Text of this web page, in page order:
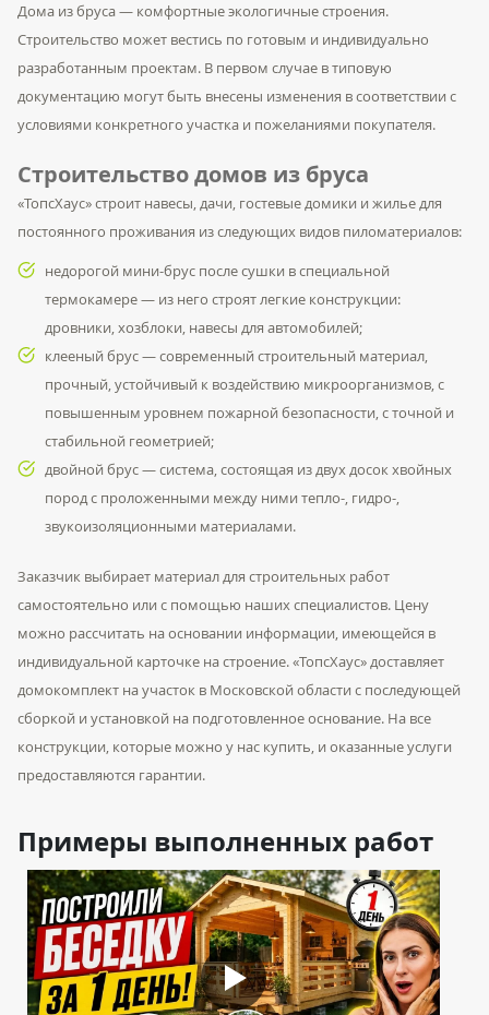
Дома из бруса — комфортные экологичные строения.
Строительство может вестись по готовым и индивидуально
разработанным проектам. В первом случае в типовую
документацию могут быть внесены изменения в соответствии с
условиями конкретного участка и пожеланиями покупателя.
Строительстводомов из бруса
«ТопсХаус» строит навесы, дачи, гостевые домики и жилье для
постоянного проживания из следующих видов пиломатериалов:
недорогой мини-брус после сушки в специальной
термокамере — из него строят легкие конструкции:
дровники, хозблоки, навесы для автомобилей;
клееный брус — современный строительный материал,
прочный, устойчивый к воздействию микроорганизмов, с
повышенным уровнем пожарной безопасности, с точной и
стабильной геометрией;
двойной брус — система, состоящая из двух досок хвойных
пород с проложенными между ними тепло-, гидро-,
звукоизоляционными материалами.
Заказчик выбирает материал для строительных работ
самостоятельно или с помощью наших специалистов. Цену
можно рассчитать на основании информации, имеющейся в
индивидуальной карточке на строение. «ТопсХаус» доставляет
домокомплект на участок в Московской области с последующей
сборкой и установкой на подготовленное основание. На все
конструкции, которые можно у нас купить, и оказанные услуги
предоставляются гарантии.
Примеры выполненных работ